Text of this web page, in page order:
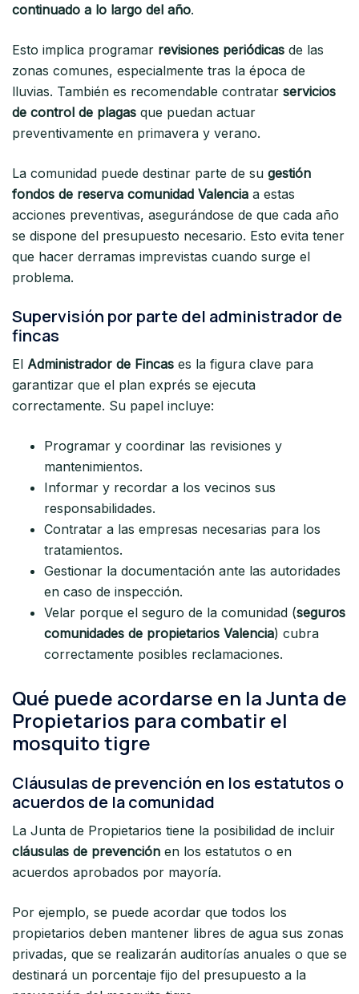
continuado a lo largo del año.
Esto implica programar revisiones periódicas de las
zonas comunes, especialmente tras la época de
lluvias. También es recomendable contratar servicios
de control de plagas que puedan actuar
preventivamente en primavera y verano.
La comunidad puede destinar parte de su gestión
fondos de reserva comunidad Valencia a estas
acciones preventivas, asegurándose de que cada año
se dispone del presupuesto necesario. Esto evita tener
que hacer derramas imprevistas cuando surge el
problema.
Supervisión por parte del administrador de
fincas
El Administrador de Fincas es la figura clave para
garantizar que el plan exprés se ejecuta
correctamente. Su papel incluye:
Programar y coordinar las revisiones y
mantenimientos.
Informar y recordar a los vecinos sus
responsabilidades.
Contratar a las empresas necesarias para los
tratamientos.
Gestionar la documentación ante las autoridades
en caso de inspección.
Velar porque el seguro de la comunidad (seguros
comunidades de propietarios Valencia) cubra
correctamente posibles reclamaciones.
Qué puede acordarse en la Junta de
Propietarios para combatir el
mosquito tigre
Cláusulas de prevención en los estatutos o
acuerdos de la comunidad
La Junta de Propietarios tiene la posibilidad de incluir
cláusulas de prevención en los estatutos o en
acuerdos aprobados por mayoría.
Por ejemplo, se puede acordar que todos los
propietarios deben mantener libres de agua sus zonas
privadas, que se realizarán auditorías anuales o que se
destinará un porcentaje fijo del presupuesto a la